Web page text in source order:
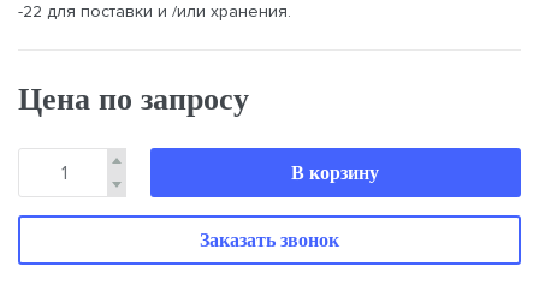
-22 для поставки и /или хранения.
Цена по запросу
В корзину
Заказать звонок